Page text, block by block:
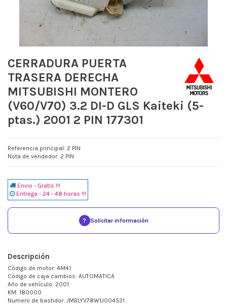
CERRADURA PUERTA
TRASERA DERECHA
MITSUBISHI MONTERO
(V60/V70) 3.2 DI-D GLS Kaiteki (5-
ptas.) 2001 2 PIN 177301
Referencia principal: 2 PIN
Nota de vendedor: 2 PIN
Envio - Gratis !!!
Entrega - 24 - 48 horas !!!
? Solicitar información
Descripción
Código de motor: 4M41
Código de caja cambios: AUTOMATICA
Año de vehículo: 2001
KM: 180000
Numero de bastidor: JMBLYV78W1J004531